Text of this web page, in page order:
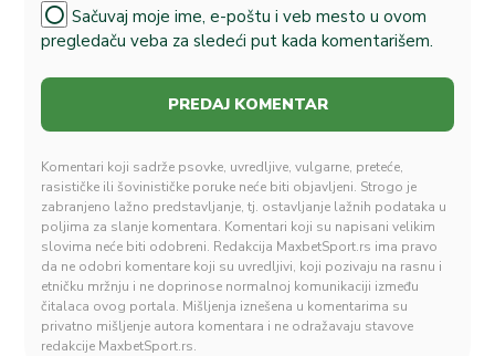
Sačuvaj moje ime, e-poštu i veb mesto u ovom
pregledaču veba za sledeći put kada komentarišem.
Komentari koji sadrže psovke, uvredljive, vulgarne, preteće,
rasističke ili šovinističke poruke neće biti objavljeni. Strogo je
zabranjeno lažno predstavljanje, tj. ostavljanje lažnih podataka u
poljima za slanje komentara. Komentari koji su napisani velikim
slovima neće biti odobreni. Redakcija MaxbetSport.rs ima pravo
da ne odobri komentare koji su uvredljivi, koji pozivaju na rasnu i
etničku mržnju i ne doprinose normalnoj komunikaciji između
čitalaca ovog portala. Mišljenja iznešena u komentarima su
privatno mišljenje autora komentara i ne odražavaju stavove
redakcije MaxbetSport.rs.